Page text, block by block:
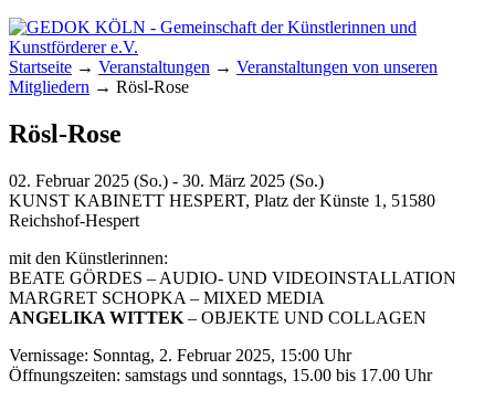
GEDOK KÖLN
Gemeinschaft der Künstlerinnen und
Kunstförderer e.V.
Startseite → Veranstaltungen → Veranstaltungen von unseren
Mitgliedern → Rösl-Rose
Rösl-Rose
02. Februar 2025 (So.) - 30. März 2025 (So.)
KUNST KABINETT HESPERT, Platz der Künste 1, 51580
Reichshof-Hespert
mit den Künstlerinnen:
BEATE GÖRDES – AUDIO- UND VIDEOINSTALLATION
MARGRET SCHOPKA – MIXED MEDIA
ANGELIKA WITTEK – OBJEKTE UND COLLAGEN
Vernissage: Sonntag, 2. Februar 2025, 15:00 Uhr
Öffnungszeiten: samstags und sonntags, 15.00 bis 17.00 Uhr